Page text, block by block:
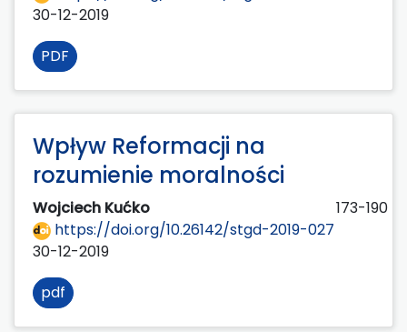
30-12-2019
PDF
Wpływ Reformacji na
rozumienie moralności
Wojciech Kućko
173-190
https://doi.org/10.26142/stgd-2019-027
30-12-2019
pdf